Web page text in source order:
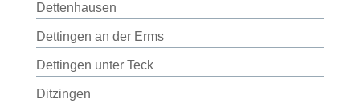
Dettenhausen
Dettingen an der Erms
Dettingen unter Teck
Ditzingen